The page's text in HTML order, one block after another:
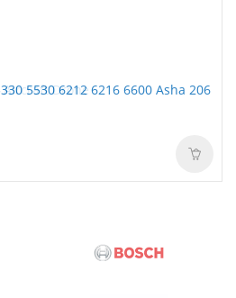
5530 6212 6216 6600 Asha 206